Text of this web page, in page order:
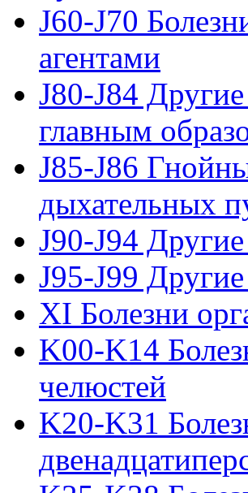
J60-J70
агентами
J80-J84
главным
J85-J86
дыхательных
J90-J94
J95-J99
XI Болезни
K00-K14
челюстей
K20-K31